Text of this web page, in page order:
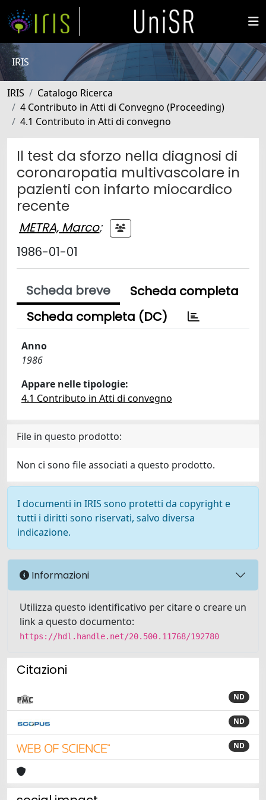
IRIS
IRIS
Catalogo Ricerca
4 Contributo in Atti di Convegno (Proceeding)
4.1 Contributo in Atti di convegno
Il test da sforzo nella diagnosi di
coronaropatia multivascolare in
pazienti con infarto miocardico
recente
METRA, Marco;
1986-01-01
Scheda breve
Scheda completa
Scheda completa (DC)
Anno
1986
Appare nelle tipologie:
4.1 Contributo in Atti di convegno
File in questo prodotto:
Non ci sono file associati a questo prodotto.
I documenti in IRIS sono protetti da copyright e
tutti i diritti sono riservati, salvo diversa
indicazione.
Informazioni
Utilizza questo identificativo per citare o creare un
link a questo documento:
https://hdl.handle.net/20.500.11768/192780
Citazioni
ND
ND
ND